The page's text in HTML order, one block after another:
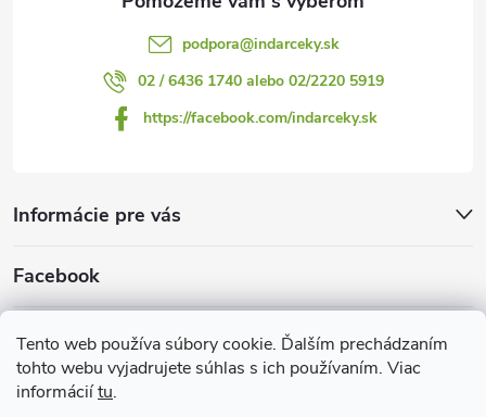
Tento web používa súbory cookie. Ďalším prechádzaním
tohto webu vyjadrujete súhlas s ich používaním. Viac
informáciítu.
podpora@indarceky.sk
02 / 6436 1740 alebo 02/2220 5919
https://facebook.com/indarceky.sk
Informácie pre vás
Facebook
Prijímame online platby